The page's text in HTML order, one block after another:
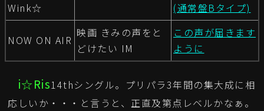
Wink☆
(通常盤Bタイプ)
NOW ON AIR
映画 きみの声をと
どけたい IM
この声が届きます
ように
i☆Ris14thシングル。プリパラ3年間の集大成に相
応しいか・・・と言うと、正直及第点レベルかなぁ。